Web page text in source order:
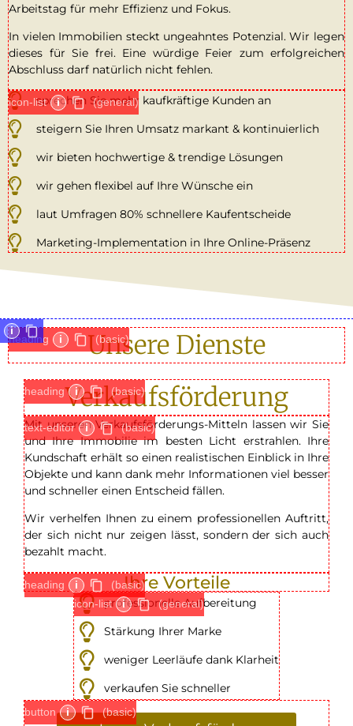
Arbeitstag für mehr Effizienz und Fokus.
In vielen Immobilien steckt ungeahntes Potenzial. Wir legen
dieses für Sie frei. Eine würdige Feier zum erfolgreichen
Abschluss darf natürlich nicht fehlen.
sprechen Sie mehr kaufkräftige Kunden an
steigern Sie Ihren Umsatz markant & kontinuierlich
wir bieten hochwertige & trendige Lösungen
wir gehen flexibel auf Ihre Wünsche ein
laut Umfragen 80% schnellere Kaufentscheide
Marketing-Implementation in Ihre Online-Präsenz
icon-list i (general)
Unsere Dienste
heading i (basic)
Verkaufsförderung
heading i (basic)
Mit unseren Verkaufsförderungs-Mitteln lassen wir Sie
und Ihre Immobilie im besten Licht erstrahlen. Ihre
Kundschaft erhält so einen realistischen Einblick in Ihre
Objekte und kann dank mehr Informationen viel besser
und schneller einen Entscheid fällen.
Wir verhelfen Ihnen zu einem professionellen Auftritt,
der sich nicht nur zeigen lässt, sondern der sich auch
bezahlt macht.
text-editor i (basic)
Ihre Vorteile
heading i (basic)
professionelle Aufbereitung
Stärkung Ihrer Marke
weniger Leerläufe dank Klarheit
verkaufen Sie schneller
icon-list i (general)
button i (basic)
i